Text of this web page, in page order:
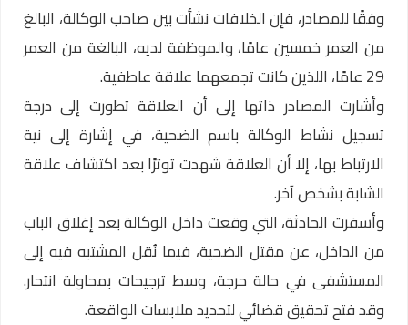
وفقًا للمصادر، فإن الخلافات نشأت بين صاحب الوكالة، البالغ
من العمر خمسين عامًا، والموظفة لديه، البالغة من العمر
29 عامًا، اللذين كانت تجمعهما علاقة عاطفية.
وأشارت المصادر ذاتها إلى أن العلاقة تطورت إلى درجة
تسجيل نشاط الوكالة باسم الضحية، في إشارة إلى نية
الارتباط بها، إلا أن العلاقة شهدت توترًا بعد اكتشاف علاقة
الشابة بشخص آخر.
وأسفرت الحادثة، التي وقعت داخل الوكالة بعد إغلاق الباب
من الداخل، عن مقتل الضحية، فيما نُقل المشتبه فيه إلى
المستشفى في حالة حرجة، وسط ترجيحات بمحاولة انتحار.
وقد فتح تحقيق قضائي لتحديد ملابسات الواقعة.